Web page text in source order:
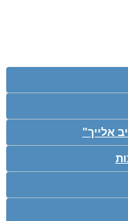
אלייך"